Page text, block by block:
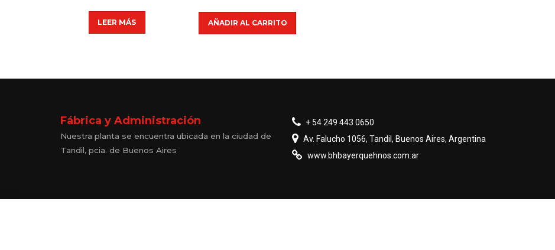
LEER MÁS AÑADIR AL CARRITO
Fábrica y Administración
Nuestra planta se encuentra ubicada en la ciudad de
Tandil, pcia. de Buenos Aires
+ 54 249 443 0650
Av. Falucho 1056, Tandil, Buenos Aires, Argentina
www.bhbayerquehnos.com.ar